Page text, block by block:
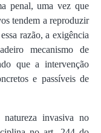
penal, uma vez que
tendem a reproduzir
razão, a exigência
mecanismo de
que a intervenção
e passíveis de
natureza invasiva no